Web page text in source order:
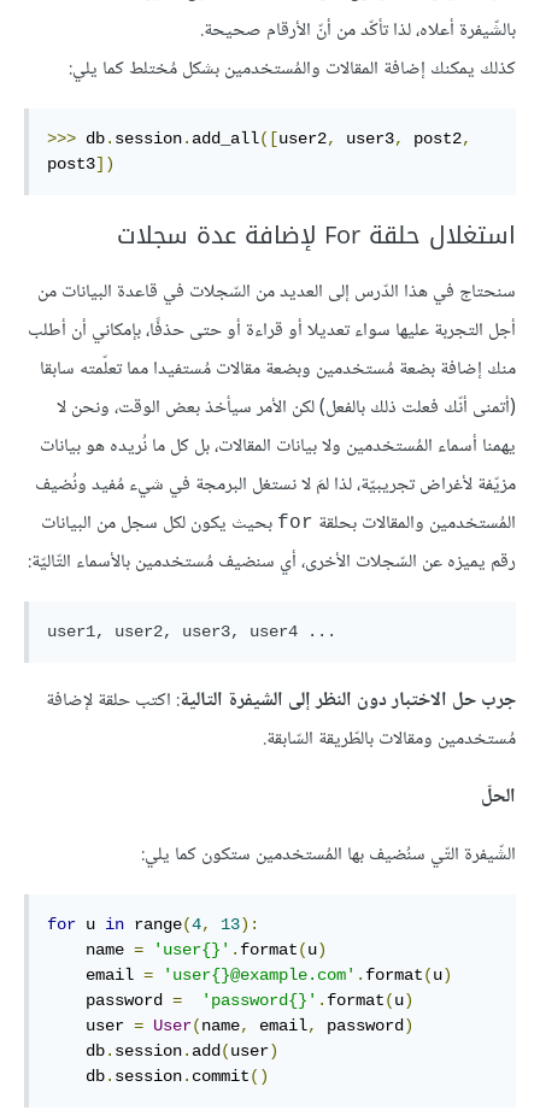
بالشّيفرة أعلاه، لذا تأكّد من أنّ الأرقام صحيحة.
كذلك يمكنك إضافة المقالات والمُستخدمين بشكل مُختلط كما يلي:
>>> db. session. add_all([user2, user3, post2,
post3])
استغلال حلقة For لإضافة عدة سجلات
سنحتاج في هذا الدّرس إلى العديد من السّجلات في قاعدة البيانات من
أجل التجربة عليها سواء تعديلا أو قراءة أو حتى حذفًا، بإمكاني أن أطلب
منك إضافة بضعة مُستخدمين وبضعة مقالات مُستفيدا مما تعلّمته سابقا
(أتمنى أنّك فعلت ذلك بالفعل) لكن الأمر سيأخذ بعض الوقت، ونحن لا
يهمنا أسماء المُستخدمين ولا بيانات المقالات، بل كل ما نُريده هو بيانات
مزيّفة لأغراض تجريبيّة، لذا لمَ لا نستغل البرمجة في شيء مُفيد ونُضيف
المُستخدمين والمقالات بحلقة for بحيث يكون لكل سجل من البيانات
رقم يميزه عن السّجلات الأخرى، أي سنضيف مُستخدمين بالأسماء التّاليّة:
جرب حل الاختبار دون النظر إلى الشيفرة التالية: اكتب حلقة لإضافة
مُستخدمين ومقالات بالطّريقة السّابقة.
الحلّ
الشّيفرة التّي سنُضيف بها المُستخدمين ستكون كما يلي:
for u in range(4, 13):
    name
= 'user{}' . format(u)
    email
= 'user{}@example.com' . format(u)
    password
= 'password{}' . format(u)
    user
= User(name, email, password)
    db
. session. add(user)
    db
. session. commit()